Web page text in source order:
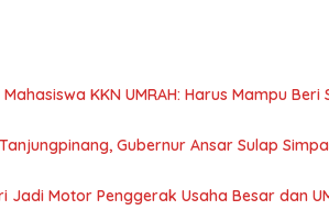
KKN UMRAH: Harus Mampu
Gubernur Ansar Sulap
Jadi Motor Penggerak Usaha Besar dan